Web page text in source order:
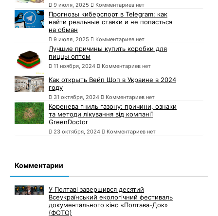
9 июля, 2025 Комментариев нет
Прогнозы киберспорт в Telegram: как
найти реальные ставки и не попасться
на обман
9 июля, 2025 Комментариев нет
Лучшие причины купить коробки для
пиццы оптом
11 ноября, 2024 Комментариев нет
Как открыть Вейп Шоп в Украине в 2024
году
31 октября, 2024 Комментариев нет
Коренева гниль газону: причини, ознаки
та методи лікування від компанії
GreenDoctor
23 октября, 2024 Комментариев нет
Комментарии
У Полтаві завершився десятий
Всеукраїнський екологічний фестиваль
документального кіно «Полтава-Док»
(ФОТО)